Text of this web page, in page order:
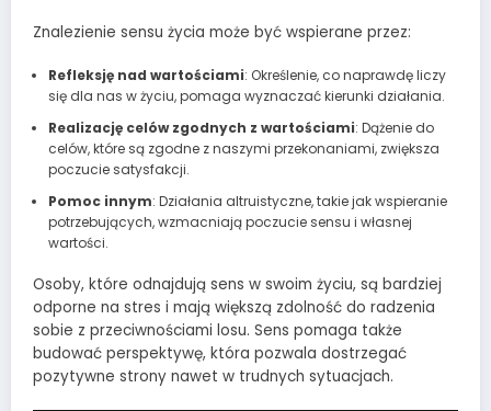
Znalezienie sensu życia może być wspierane przez:
Refleksję nad wartościami: Określenie, co naprawdę liczy
się dla nas w życiu, pomaga wyznaczać kierunki działania.
Realizację celów zgodnych z wartościami: Dążenie do
celów, które są zgodne z naszymi przekonaniami, zwiększa
poczucie satysfakcji.
Pomoc innym: Działania altruistyczne, takie jak wspieranie
potrzebujących, wzmacniają poczucie sensu i własnej
wartości.
Osoby, które odnajdują sens w swoim życiu, są bardziej
odporne na stres i mają większą zdolność do radzenia
sobie z przeciwnościami losu. Sens pomaga także
budować perspektywę, która pozwala dostrzegać
pozytywne strony nawet w trudnych sytuacjach.